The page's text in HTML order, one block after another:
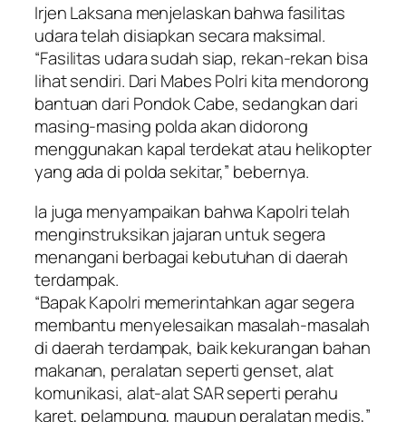
Irjen Laksana menjelaskan bahwa fasilitas
udara telah disiapkan secara maksimal.
“Fasilitas udara sudah siap, rekan-rekan bisa
lihat sendiri. Dari Mabes Polri kita mendorong
bantuan dari Pondok Cabe, sedangkan dari
masing-masing polda akan didorong
menggunakan kapal terdekat atau helikopter
yang ada di polda sekitar,” bebernya.
Ia juga menyampaikan bahwa Kapolri telah
menginstruksikan jajaran untuk segera
menangani berbagai kebutuhan di daerah
terdampak.
“Bapak Kapolri memerintahkan agar segera
membantu menyelesaikan masalah-masalah
di daerah terdampak, baik kekurangan bahan
makanan, peralatan seperti genset, alat
komunikasi, alat-alat SAR seperti perahu
karet, pelampung, maupun peralatan medis,”